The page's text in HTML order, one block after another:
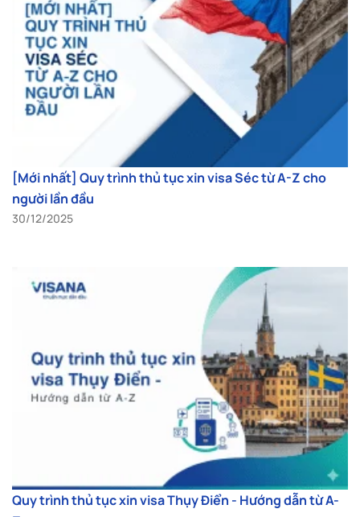
[Mới nhất] Quy trình thủ tục xin visa Séc từ A-Z cho
người lần đầu
30/12/2025
Quy trình thủ tục xin visa Thụy Điển - Hướng dẫn từ A-